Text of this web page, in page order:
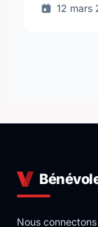
12 mars
Nous